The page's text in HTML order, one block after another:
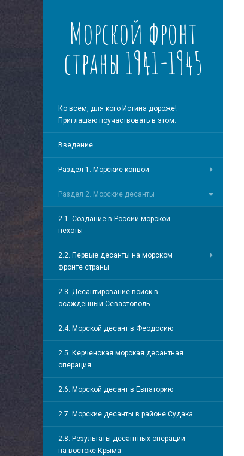
Морской фронт
страны 1941-1945
Ко всем, для кого Истина дороже!
Приглашаю поучаствовать в этом.
Введение
Раздел 1. Морские конвои
Раздел 2. Морские десанты
2.1. Создание в России морской
пехоты
2.2. Первые десанты на морском
фронте страны
2.3. Десантирование войск в
осажденный Севастополь
2.4. Морской десант в Феодосию
2.5. Керченская морская десантная
операция
2.6. Морской десант в Евпаторию
2.7. Морские десанты в районе Судака
2.8. Результаты десантных операций
на востоке Крыма